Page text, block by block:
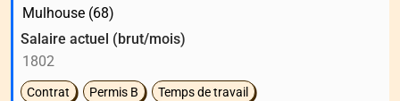
Salaire actuel (brut/mois)
Contrat Permis B
Temps de travail